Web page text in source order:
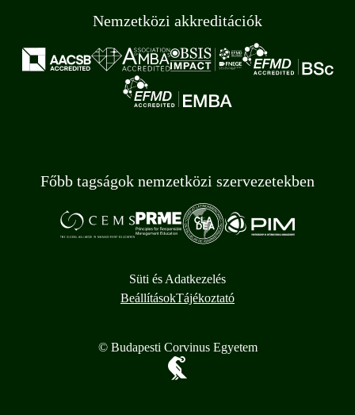
Nemzetközi akkreditációk
Főbb tagságok nemzetközi szervezetekben
Süti és Adatkezelés
BeállításokTájékoztató
© Budapesti Corvinus Egyetem